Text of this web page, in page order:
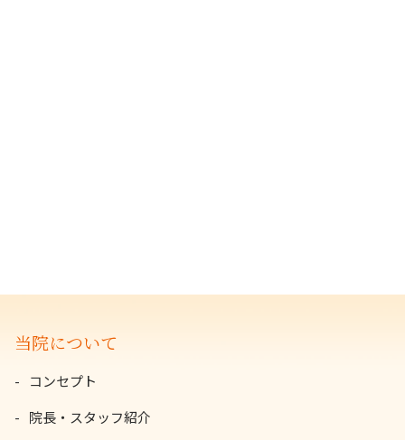
当院について
コンセプト
院長・スタッフ紹介